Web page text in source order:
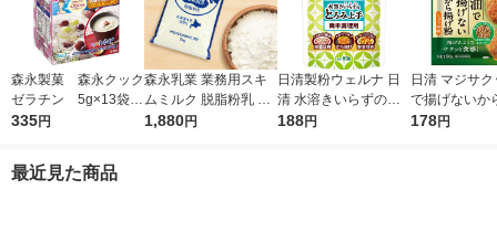
森永製菓 森永クック
ゼラチン 5g×13袋
ゼラチンパウダー
335円
森永乳業 業務用スキ
ムミルク 脱脂粉乳 北
海道生乳100% 1袋
1,880円
日清製粉ウェルナ 日
清 水溶きいらずのと
ろみ上手 詰め替え用
188円
日清 マジサ
で揚げないか
しょうゆ味
178円
最近見た商品